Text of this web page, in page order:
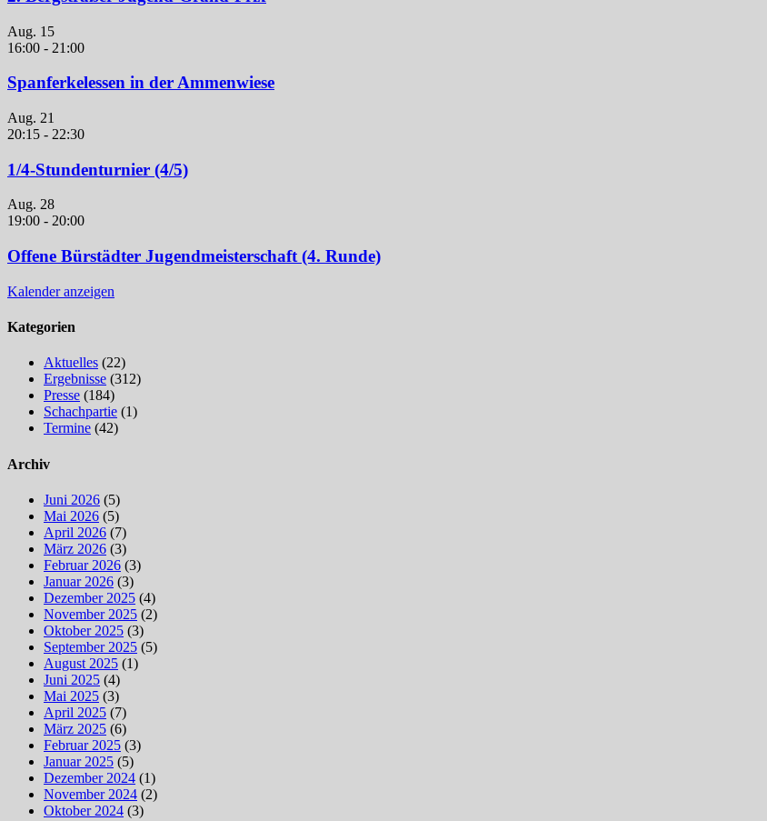
Aug. 15
16:00 - 21:00
Spanferkelessen in der Ammenwiese
Aug. 21
20:15 - 22:30
1/4-Stundenturnier (4/5)
Aug. 28
19:00 - 20:00
Offene Bürstädter Jugendmeisterschaft (4. Runde)
Kalender anzeigen
Kategorien
Aktuelles (22)
Ergebnisse (312)
Presse (184)
Schachpartie (1)
Termine (42)
Archiv
Juni 2026 (5)
Mai 2026 (5)
April 2026 (7)
März 2026 (3)
Februar 2026 (3)
Januar 2026 (3)
Dezember 2025 (4)
November 2025 (2)
Oktober 2025 (3)
September 2025 (5)
August 2025 (1)
Juni 2025 (4)
Mai 2025 (3)
April 2025 (7)
März 2025 (6)
Februar 2025 (3)
Januar 2025 (5)
Dezember 2024 (1)
November 2024 (2)
Oktober 2024 (3)